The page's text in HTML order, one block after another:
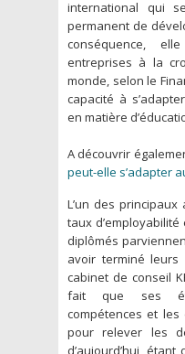
international qui
permanent de
conséquence,
entreprises à la
monde, selon le
capacité à
en matière
A découvrir
peut-elle s’adapter
L’un des principaux
taux d’employabilité
diplômés
avoir terminé leurs
cabinet de conseil
fait que ses
compétences et les
pour relever les
d’aujourd’hui,